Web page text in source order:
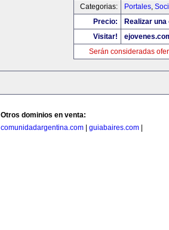
Categorias:
Portales,
Precio:
Realizar
Visitar!
Serán consideradas
Otros dominios en venta:
comunidadargentina.com
guiabaires.com